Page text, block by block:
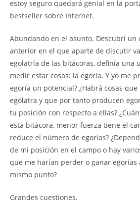
estoy seguro quedará genial en la
bestseller sobre Internet.
Abundando en el asunto. Descubrí un
anterior en el que aparte de discutir
egolatría de las bitácoras, definía una
medir estar cosas: la egoría. Y yo me
egoría un potencial? ¿Habrá cosas
ególatra y que por tanto producen
tu posición con respecto a ellas?
esta bitácora, menor fuerza tiene el
reduce el número de egorías?
de mi posición en el campo o hay
que me harían perder o ganar egorías
mismo punto?
Grandes cuestiones.